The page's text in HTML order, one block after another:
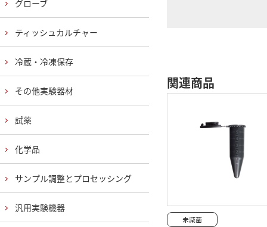
関連商品
グローブ
ティッシュカルチャー
冷蔵・冷凍保存
その他実験器材
試薬
化学品
サンプル調整とプロセッシング
汎用実験機器